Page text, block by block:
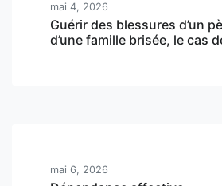
mai 4, 2026
Guérir des blessures d’un
d’une famille brisée, le cas
mai 6, 2026